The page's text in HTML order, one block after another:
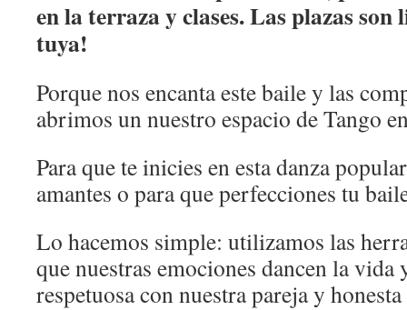
en la terraza y clases. Las plazas son
tuya!
Porque nos encanta este baile y las
abrimos un nuestro espacio de Tango
Para que te inicies en esta danza
amantes o para que perfecciones tu
Lo hacemos simple: utilizamos las
que nuestras emociones dancen la vida
respetuosa con nuestra pareja y